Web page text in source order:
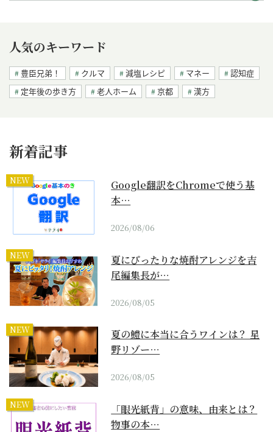
人気のキーワード
豊臣兄弟！ クルマ 減塩レシピ マネー
認知症
定年後の歩き方
老人ホーム 京都 漢方
新着記事
NEW
Google翻訳をChromeで使う基
本…
2026/08/06
NEW
夏にぴったりな焼酎アレンジを吉
尾編集長が…
2026/08/05
NEW
夏の鱧に本当に合うワインは？ 星
野リゾー…
2026/08/05
NEW
「眼光紙背」の意味、由来とは？
物事の本…